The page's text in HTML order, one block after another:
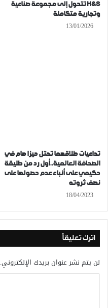
H&S تتحول إلى مجموعة صناعية
وتجارية متكاملة
13/01/2026
تداعيات طلاقهما تحتل حيزا هام في
الصحافة العالمية..أول رد من طليقة
حكيمي على أنباء عدم حصولها على
نصف ثروته
18/04/2023
اترك تعليقاً
لن يتم نشر عنوان بريدك الإلكتروني.